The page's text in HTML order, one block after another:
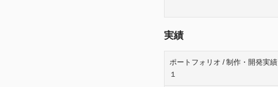
実績
ポートフォリオ / 制作・開発実績
１